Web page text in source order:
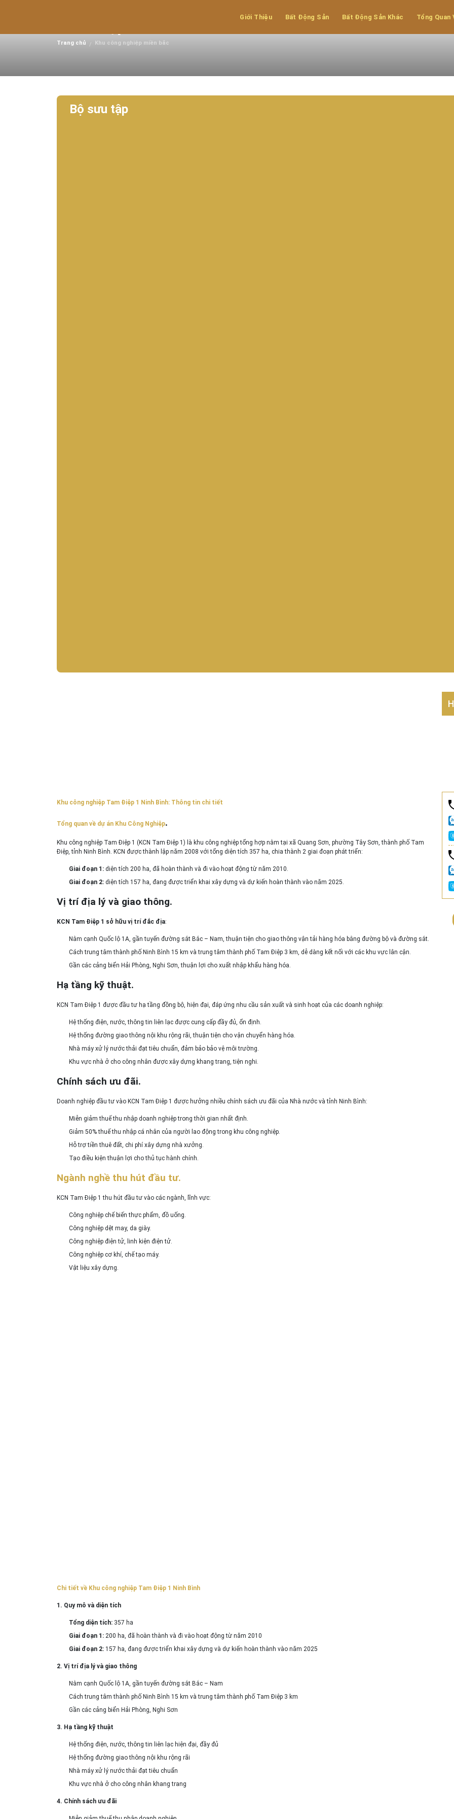
Giới Thiệu Bất Động Sản Bất Động Sản Khác Tổng Quan
Trang chủ / Khu công nghiệp miền bắc
Bộ sưu tập
Khu công nghiệp Tam Điệp 1 Ninh Bình: Thông tin chi tiết
Tổng quan về dự án Khu Công Nghiệp.
Khu công nghiệp Tam Điệp 1 (KCN Tam Điệp 1) là khu công nghiệp tổng hợp nằm tại xã Quang Sơn, phường Tây Sơn, thành phố Tam
Điệp, tỉnh Ninh Bình. KCN được thành lập năm 2008 với tổng diện tích 357 ha, chia thành 2 giai đoạn phát triển:
Giai đoạn 1:diện tích 200 ha, đã hoàn thành và đi vào hoạt động từ năm 2010.
Giai đoạn 2:diện tích 157 ha, đang được triển khai xây dựng và dự kiến hoàn thành vào năm 2025.
Vị trí địa lý và giao thông.
KCN Tam Điệp 1 sở hữu vị trí đắc địa:
Nằm cạnh Quốc lộ 1A, gần tuyến đường sắt Bắc – Nam, thuận tiện cho giao thông vận tải hàng hóa bằng đường bộ và đường sắt.
Cách trung tâm thành phố Ninh Bình 15 km và trung tâm thành phố Tam Điệp 3 km, dễ dàng kết nối với các khu vực lân cận.
Gần các cảng biển Hải Phòng, Nghi Sơn, thuận lợi cho xuất nhập khẩu hàng hóa.
Hạ tầng kỹ thuật.
KCN Tam Điệp 1 được đầu tư hạ tầng đồng bộ, hiện đại, đáp ứng nhu cầu sản xuất và sinh hoạt của các doanh nghiệp:
Hệ thống điện, nước, thông tin liên lạc được cung cấp đầy đủ, ổn định.
Hệ thống đường giao thông nội khu rộng rãi, thuận tiện cho vận chuyển hàng hóa.
Nhà máy xử lý nước thải đạt tiêu chuẩn, đảm bảo bảo vệ môi trường.
Khu vực nhà ở cho công nhân được xây dựng khang trang, tiện nghi.
Chính sách ưu đãi.
Doanh nghiệp đầu tư vào KCN Tam Điệp 1 được hưởng nhiều chính sách ưu đãi của Nhà nước và tỉnh Ninh Bình:
Miễn giảm thuế thu nhập doanh nghiệp trong thời gian nhất định.
Giảm 50% thuế thu nhập cá nhân của người lao động trong khu công nghiệp.
Hỗ trợ tiền thuê đất, chi phí xây dựng nhà xưởng.
Tạo điều kiện thuận lợi cho thủ tục hành chính.
Ngành nghề thu hút đầu tư.
KCN Tam Điệp 1 thu hút đầu tư vào các ngành, lĩnh vực:
Công nghiệp chế biến thực phẩm, đồ uống.
Công nghiệp dệt may, da giày.
Công nghiệp điện tử, linh kiện điện tử.
Công nghiệp cơ khí, chế tạo máy.
Vật liệu xây dựng.
Chi tiết về Khu công nghiệp Tam Điệp 1 Ninh Bình
1. Quy mô và diện tích
Tổng diện tích:357 ha
Giai đoạn 1:200 ha, đã hoàn thành và đi vào hoạt động từ năm 2010
Giai đoạn 2:157 ha, đang được triển khai xây dựng và dự kiến hoàn thành vào năm 2025
2. Vị trí địa lý và giao thông
Nằm cạnh Quốc lộ 1A, gần tuyến đường sắt Bắc – Nam
Cách trung tâm thành phố Ninh Bình 15 km và trung tâm thành phố Tam Điệp 3 km
Gần các cảng biển Hải Phòng, Nghi Sơn
3. Hạ tầng kỹ thuật
Hệ thống điện, nước, thông tin liên lạc hiện đại, đầy đủ
Hệ thống đường giao thông nội khu rộng rãi
Nhà máy xử lý nước thải đạt tiêu chuẩn
Khu vực nhà ở cho công nhân khang trang
4. Chính sách ưu đãi